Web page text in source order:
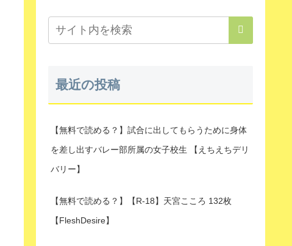
最近の投稿
【無料で読める？】試合に出してもらうために身体
を差し出すバレー部所属の女子校生 【えちえちデリ
バリー】
【無料で読める？】【R-18】天宮こころ 132枚
【FleshDesire】